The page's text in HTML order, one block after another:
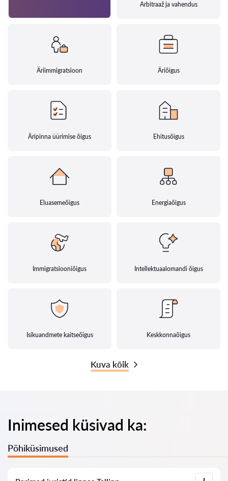
Arbitraaž ja vahendus
Äriimmigratsioon Äriõigus
Äripinna üürimise õigus Ehitusõigus
Eluasemeõigus Energiaõigus
Immigratsiooniõigus Intellektuaalomandi õigus
Isikuandmete kaitseõigus Keskkonnaõigus
Kuva kõik
Inimesed küsivad ka:
Põhiküsimused